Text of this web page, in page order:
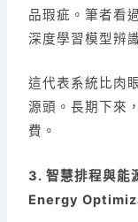
品瑕疵。筆者看
深度學習模型辨
這代表系統比肉
源頭。長期下來
費。
3. 智慧排程與
Energy